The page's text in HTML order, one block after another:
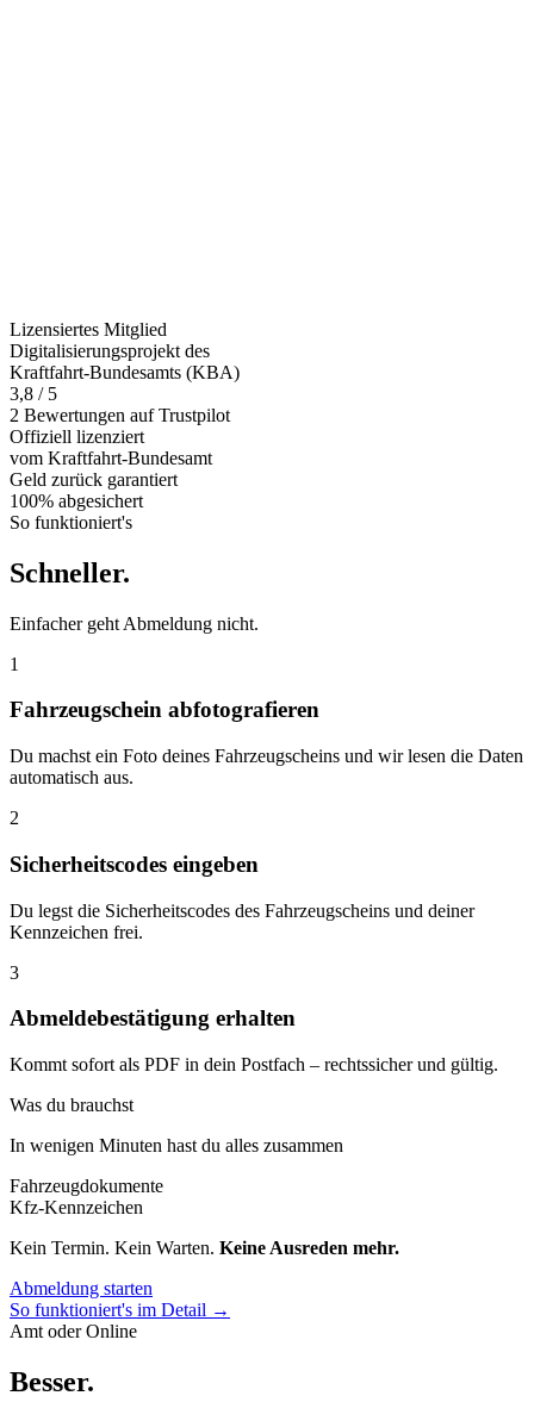
Lizensiertes Mitglied
Digitalisierungsprojekt des
Kraftfahrt-Bundesamts (KBA)
3,8 / 5
2 Bewertungen auf Trustpilot
Offiziell lizenziert
vom Kraftfahrt-Bundesamt
Geld zurück garantiert
100% abgesichert
So funktioniert's
Schneller.
Einfacher geht Abmeldung nicht.
1
Fahrzeugschein abfotografieren
Du machst ein Foto deines Fahrzeugscheins und wir lesen die Daten
automatisch aus.
2
Sicherheitscodes eingeben
Du legst die Sicherheitscodes des Fahrzeugscheins und deiner
Kennzeichen frei.
3
Abmeldebestätigung erhalten
Kommt sofort als PDF in dein Postfach – rechtssicher und gültig.
Was du brauchst
In wenigen Minuten hast du alles zusammen
Fahrzeugdokumente
Kfz-Kennzeichen
Kein Termin. Kein Warten. Keine Ausreden mehr.
Abmeldung starten
So funktioniert's im Detail →
Amt oder Online
Besser.